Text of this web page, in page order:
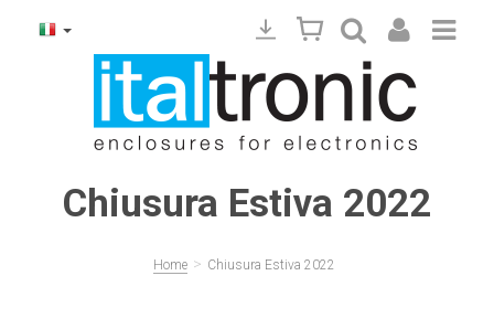
Chiusura Estiva 2022
Home > Chiusura Estiva 2022